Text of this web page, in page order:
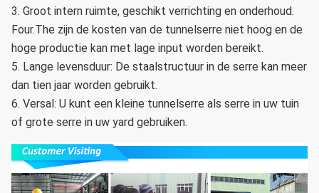
3. Groot intern ruimte, geschikt verrichting en onderhoud.
Four.The zijn de kosten van de tunnelserre niet hoog en de
hoge productie kan met lage input worden bereikt.
5. Lange levensduur: De staalstructuur in de serre kan meer
dan tien jaar worden gebruikt.
6. Versal: U kunt een kleine tunnelserre als serre in uw tuin
of grote serre in uw yard gebruiken.